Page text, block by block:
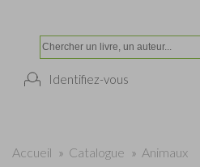
Identifiez-vous
Accueil » Catalogue » Animaux